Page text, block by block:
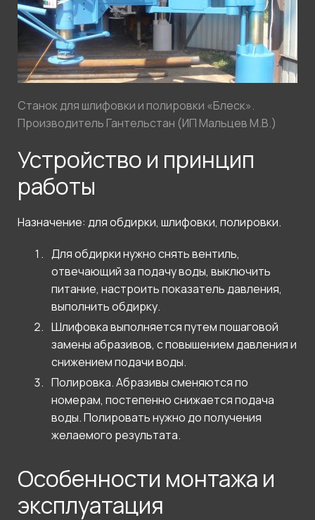
Станок для шлифовки и полировки «Блеск».
Производитель Гантельстан (ИП Мальцев М.В.)
Устройство и принцип
работы
Назначение: для обдирки, шлифовки, полировки.
Для обдирки нужно снять вентиль,
отвечающий за подачу воды, выключить
питание, настроить показатель давления,
выполнить обдирку.
Шлифовка выполняется путем пошаговой
замены абразивов, с повышением давления и
снижением подачи воды.
Полировка. Абразивы сменяются по
номерам, постепенно снижается подача
воды. Полировать нужно до получения
желаемого результата.
Особенности монтажа и
эксплуатация